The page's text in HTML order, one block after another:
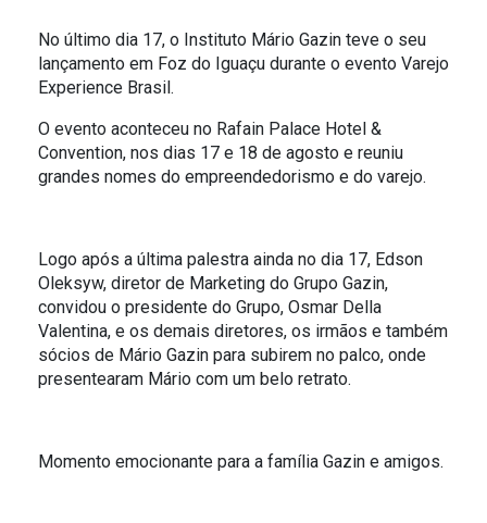
O RIO TÁ PRA PEIXE
PARCERIA GREEN FARM CO2FREE
ALFREDO GAZIN ORQUESTRA
No último dia 17, o Instituto Mário Gazin teve o seu
lançamento em Foz do Iguaçu durante o evento Varejo
Experience Brasil.
O evento aconteceu no Rafain Palace Hotel &
Convention, nos dias 17 e 18 de agosto e reuniu
grandes nomes do empreendedorismo e do varejo.
Logo após a última palestra ainda no dia 17, Edson
Oleksyw, diretor de Marketing do Grupo Gazin,
convidou o presidente do Grupo, Osmar Della
Valentina, e os demais diretores, os irmãos e também
sócios de Mário Gazin para subirem no palco, onde
presentearam Mário com um belo retrato.
Momento emocionante para a família Gazin e amigos.